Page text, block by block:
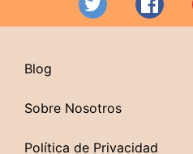
Blog
Sobre Nosotros
Política de Privacidad